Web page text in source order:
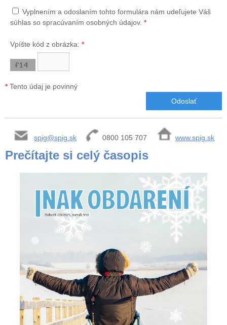
Vyplnením a odoslaním tohto formulára nám udeľujete Váš
súhlas so spracúvaním osobných údajov. *
Vpíšte kód z obrázka: *
* Tento údaj je povinný
spig@spig.sk 0800 105 707 www.spig.sk
Prečítajte si celý časopis